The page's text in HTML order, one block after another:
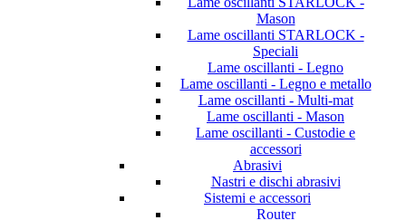
Mason
Lame oscillanti STARLOCK -
Speciali
Lame oscillanti - Legno
Lame oscillanti - Legno e metallo
Lame oscillanti - Multi-mat
Lame oscillanti - Mason
Lame oscillanti - Custodie e
accessori
Abrasivi
Nastri e dischi abrasivi
Sistemi e accessori
Router